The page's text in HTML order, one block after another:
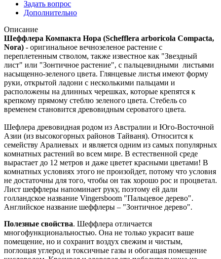
Задать вопрос
Дополнительно
Описание
Шеффлера Компакта Нора (Schefflera аrboricola Compacta,
Nora) - оригинальное вечнозеленое растение с
переплетенным стволом, также известное как "Звездный
лист" или "Зонтичное растение", с пальцевидными листьями
насыщенно-зеленого цвета. Глянцевые листья имеют форму
руки, открытой ладони с несколькими пальцами и
расположены на длинных черешках, которые крепятся к
крепкому прямому стеблю зеленого цвета. Стебель со
временем становится древовидным сероватого цвета.
Шефлера древовидная родом из Австралии и Юго-Восточной
Азии (из высокогорных районов Тайваня). Относится к
семейству Аралиевых и является одним из самых популярных
комнатных растений во всем мире. В естественной среде
вырастает до 12 метров и даже цветет красными цветами! В
комнатных условиях этого не произойдет, потому что условия
не достаточны для того, чтобы он так хорошо рос и процветал.
Лист шеффлеры напоминает руку, поэтому ей дали
голландское название Vingersboom "Пальцевое дерево".
Английское название шеффлеры – "Зонтичное дерево".
Полезные свойства. Шеффлера отличается
многофункциональностью. Она не только украсит ваше
помещение, но и сохранит воздух свежим и чистым,
поглощая углерод и токсичные газы и обогащая помещение